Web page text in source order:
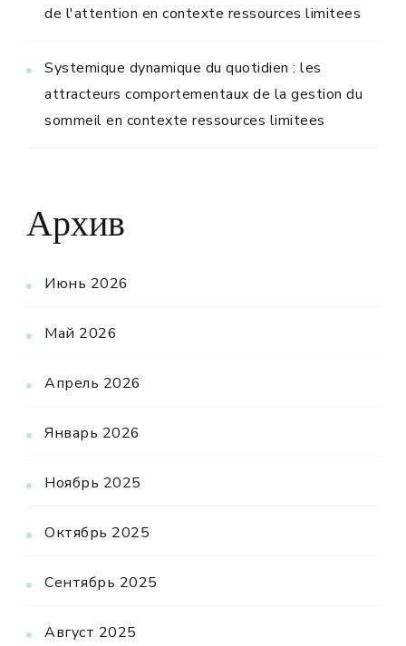
de l'attention en contexte ressources limitees
Systemique dynamique du quotidien : les
attracteurs comportementaux de la gestion du
sommeil en contexte ressources limitees
Архив
Июнь 2026
Май 2026
Апрель 2026
Январь 2026
Ноябрь 2025
Октябрь 2025
Сентябрь 2025
Август 2025